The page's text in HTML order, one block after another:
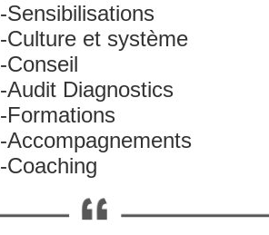
-Sensibilisations
-Culture et système
-Conseil
-Audit Diagnostics
-Formations
-Accompagnements
-Coaching